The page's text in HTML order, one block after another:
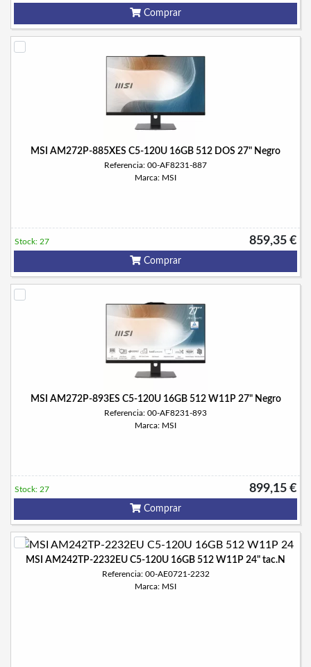
Comprar
MSI AM272P-885XES C5-120U 16GB 512 DOS 27" Negro
Referencia: 00-AF8231-887
Marca: MSI
859,35 €
Stock: 27
Comprar
MSI AM272P-893ES C5-120U 16GB 512 W11P 27" Negro
Referencia: 00-AF8231-893
Marca: MSI
899,15 €
Stock: 27
Comprar
MSI AM242TP-2232EU C5-120U 16GB 512 W11P 24" tac.N
Referencia: 00-AE0721-2232
Marca: MSI